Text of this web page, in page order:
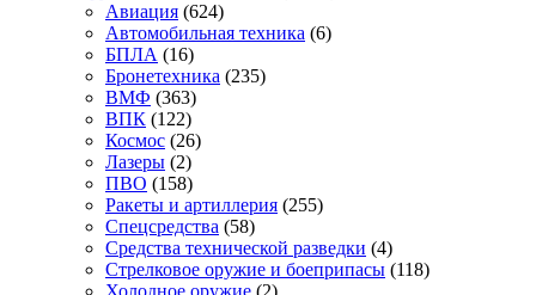
Авиация (624)
Автомобильная техника (6)
БПЛА (16)
Бронетехника (235)
ВМФ (363)
ВПК (122)
Космос (26)
Лазеры (2)
ПВО (158)
Ракеты и артиллерия (255)
Спецсредства (58)
Средства технической разведки (4)
Стрелковое оружие и боеприпасы (118)